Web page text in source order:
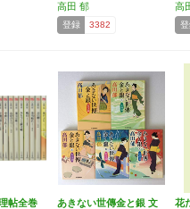
高田 郁
登録 3382
高
帖全巻
あきない世傳金と銀 文
花